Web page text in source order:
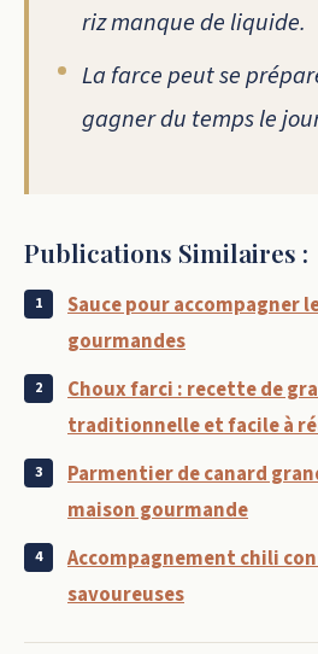
riz manque de liquide.
La farce peut se
gagner du temps le
Publications Similaires :
Sauce pour accompagner
gourmandes
Choux farci : recette de
traditionnelle et facile à
Parmentier de canard
maison gourmande
Accompagnement chili
savoureuses